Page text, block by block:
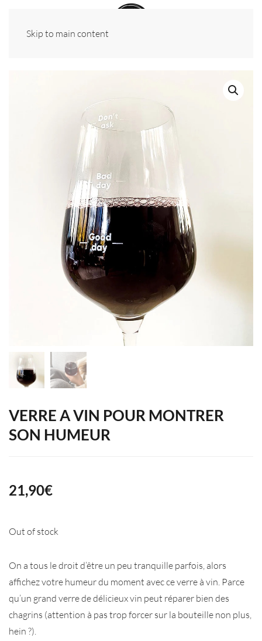
Skip to main content
VERRE A VIN POUR MONTRER
SON HUMEUR
21,90€
Out of stock
On a tous le droit d’être un peu tranquille parfois, alors
affichez votre humeur du moment avec ce verre à vin. Parce
qu’un grand verre de délicieux vin peut réparer bien des
chagrins (attention à pas trop forcer sur la bouteille non plus,
hein ?).